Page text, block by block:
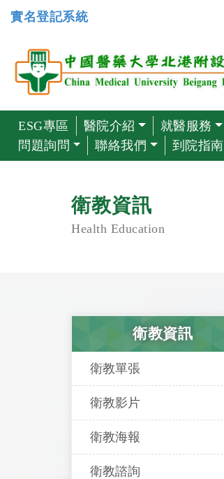
實名登記系統
ESG專區 醫院介紹 就醫服務
問題詢問
聯絡我們 到院指南
衛教資訊
Health Education
衛教資訊
衛教單張
衛教影片
衛教海報
衛教諮詢